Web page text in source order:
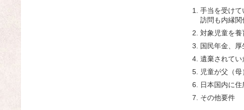
手当を受け
訪問も内縁関
対象児童を養
国民年金、
遺棄されてい
児童が父（
日本国内に
その他要件